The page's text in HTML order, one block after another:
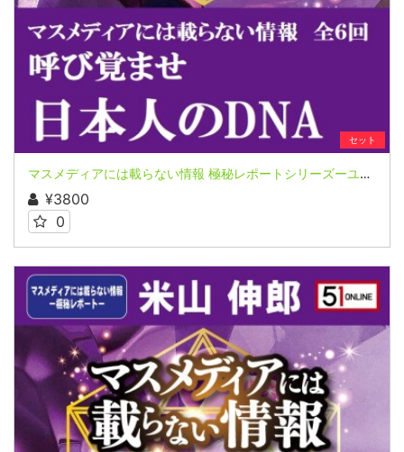
セット
マスメディアには載らない情報 極秘レポートシリーズーユダヤ逆転の発想法 ピンチはチャンスー呼び覚ませ 日本人のDNA 米山伸郎氏
¥3800
0